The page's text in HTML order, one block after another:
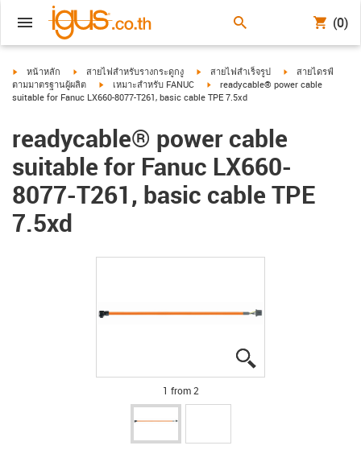
(0)
igus-icon-arrow-right
หน้าหลัก igus-icon-arrow-right
สายไฟสำหรับรางกระดูกงู igus-icon-arrow-right
สายไฟสำเร็จรูป igus-icon-arrow-
สายไดรฟ์
ตามมาตรฐานผู้ผลิต
igus-icon-arrow-right
เหมาะสำหรับ FANUC igus-icon-arrow-right
readycable® power cable
suitable for Fanuc LX660-8077-T261, basic cable TPE 7.5xd
readycable® power cable
suitable for Fanuc LX660-
8077-T261, basic cable TPE
7.5xd
1 from 2